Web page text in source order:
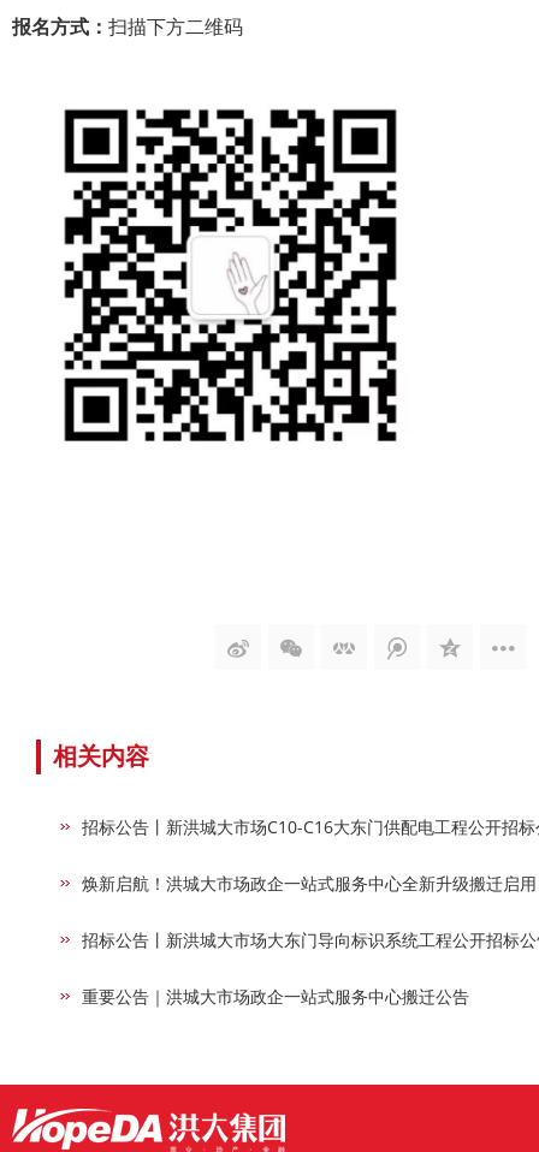
报名方式： 扫描下方二维码
相关内容
招标公告丨新洪城大市场C10-C16大东门供配电工程公开招
焕新启航！洪城大市场政企一站式服务中心全新升级搬迁启用
招标公告丨新洪城大市场大东门导向标识系统工程公开招标
重要公告｜洪城大市场政企一站式服务中心搬迁公告